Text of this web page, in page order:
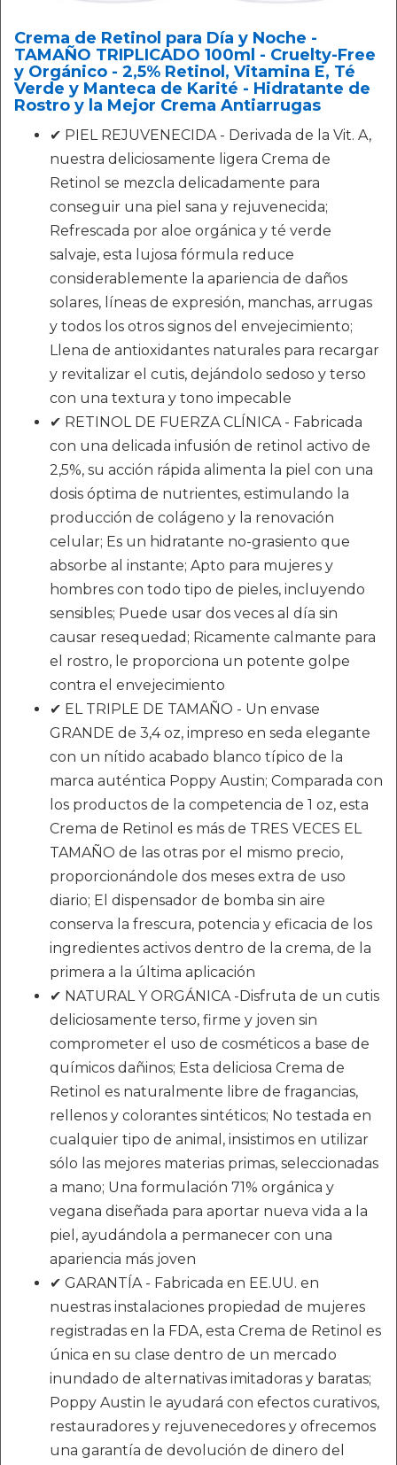
Crema de Retinol para Día y Noche -
TAMAÑO TRIPLICADO 100ml - Cruelty-Free
y Orgánico - 2,5% Retinol, Vitamina E, Té
Verde y Manteca de Karité - Hidratante de
Rostro y la Mejor Crema Antiarrugas
✔ PIEL REJUVENECIDA - Derivada de la Vit. A,
nuestra deliciosamente ligera Crema de
Retinol se mezcla delicadamente para
conseguir una piel sana y rejuvenecida;
Refrescada por aloe orgánica y té verde
salvaje, esta lujosa fórmula reduce
considerablemente la apariencia de daños
solares, líneas de expresión, manchas, arrugas
y todos los otros signos del envejecimiento;
Llena de antioxidantes naturales para recargar
y revitalizar el cutis, dejándolo sedoso y terso
con una textura y tono impecable
✔ RETINOL DE FUERZA CLÍNICA - Fabricada
con una delicada infusión de retinol activo de
2,5%, su acción rápida alimenta la piel con una
dosis óptima de nutrientes, estimulando la
producción de colágeno y la renovación
celular; Es un hidratante no-grasiento que
absorbe al instante; Apto para mujeres y
hombres con todo tipo de pieles, incluyendo
sensibles; Puede usar dos veces al día sin
causar resequedad; Ricamente calmante para
el rostro, le proporciona un potente golpe
contra el envejecimiento
✔ EL TRIPLE DE TAMAÑO - Un envase
GRANDE de 3,4 oz, impreso en seda elegante
con un nítido acabado blanco típico de la
marca auténtica Poppy Austin; Comparada con
los productos de la competencia de 1 oz, esta
Crema de Retinol es más de TRES VECES EL
TAMAÑO de las otras por el mismo precio,
proporcionándole dos meses extra de uso
diario; El dispensador de bomba sin aire
conserva la frescura, potencia y eficacia de los
ingredientes activos dentro de la crema, de la
primera a la última aplicación
✔ NATURAL Y ORGÁNICA -Disfruta de un cutis
deliciosamente terso, firme y joven sin
comprometer el uso de cosméticos a base de
químicos dañinos; Esta deliciosa Crema de
Retinol es naturalmente libre de fragancias,
rellenos y colorantes sintéticos; No testada en
cualquier tipo de animal, insistimos en utilizar
sólo las mejores materias primas, seleccionadas
a mano; Una formulación 71% orgánica y
vegana diseñada para aportar nueva vida a la
piel, ayudándola a permanecer con una
apariencia más joven
✔ GARANTÍA - Fabricada en EE.UU. en
nuestras instalaciones propiedad de mujeres
registradas en la FDA, esta Crema de Retinol es
única en su clase dentro de un mercado
inundado de alternativas imitadoras y baratas;
Poppy Austin le ayudará con efectos curativos,
restauradores y rejuvenecedores y ofrecemos
una garantía de devolución de dinero del